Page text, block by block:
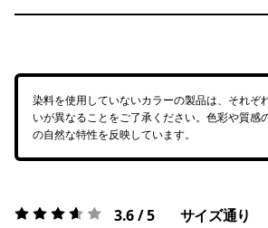
染料を使用していないカラーの製品は、それぞ
いが異なることをご了承ください。色彩や質感
の自然な特性を反映しています。
評価:3.6 / 5 3.6 / 5 サイズ通り